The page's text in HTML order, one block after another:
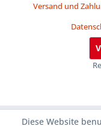
Versand und
Diese Website